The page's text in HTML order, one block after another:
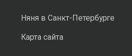
Няня в Санкт-Петербурге
Карта сайта